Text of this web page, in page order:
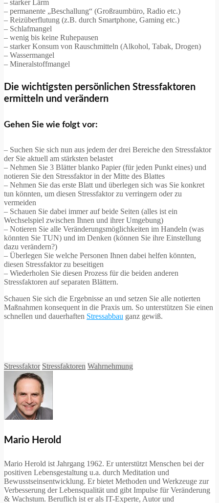
– starker Lärm
– permanente „Beschallung“ (Großraumbüro, Radio etc.)
– Reizüberflutung (z.B. durch Smartphone, Gaming etc.)
– Schlafmangel
– wenig bis keine Ruhepausen
– starker Konsum von Rauschmitteln (Alkohol, Tabak, Drogen)
– Wassermangel
– Mineralstoffmangel
Die wichtigsten persönlichen Stressfaktoren
ermitteln und verändern
Gehen Sie wie folgt vor:
– Suchen Sie sich nun aus jedem der drei Bereiche den Stressfaktor
der Sie aktuell am stärksten belastet
– Nehmen Sie 3 Blätter blanko Papier (für jeden Punkt eines) und
notieren Sie den Stressfaktor in der Mitte des Blattes
– Nehmen Sie das erste Blatt und überlegen sich was Sie konkret
tun könnten, um diesen Stressfaktor zu verringern oder zu
vermeiden
– Schauen Sie dabei immer auf beide Seiten (alles ist ein
Wechselspiel zwischen Ihnen und ihrer Umgebung)
– Notieren Sie alle Veränderungsmöglichkeiten im Handeln (was
könnten Sie TUN) und im Denken (können Sie ihre Einstellung
dazu verändern?)
– Überlegen Sie welche Personen Ihnen dabei helfen könnten,
diesen Stressfaktor zu beseitigen
– Wiederholen Sie diesen Prozess für die beiden anderen
Stressfaktoren auf separaten Blättern.
Schauen Sie sich die Ergebnisse an und setzen Sie alle notierten
Maßnahmen konsequent in die Praxis um. So unterstützen Sie einen
schnellen und dauerhaften Stressabbau ganz gewiß.
Stressfaktor Stressfaktoren Wahrnehmung
Mario Herold
Mario Herold ist Jahrgang 1962. Er unterstützt Menschen bei der
positiven Lebensgestaltung u.a. durch Meditation und
Bewusstseinsentwicklung. Er bietet Methoden und Werkzeuge zur
Verbesserung der Lebensqualität und gibt Impulse für Veränderung
& Wachstum. Beruflich ist er als IT-Experte, Autor und